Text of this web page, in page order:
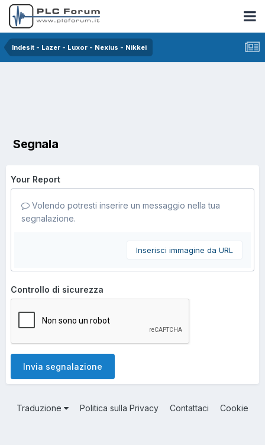
Indesit - Lazer - Luxor - Nexius - Nikkei
Segnala
Your Report
Volendo potresti inserire un messaggio nella tua
segnalazione.
Inserisci immagine da URL
Controllo di sicurezza
Invia segnalazione
Traduzione Politica sulla Privacy Contattaci Cookie